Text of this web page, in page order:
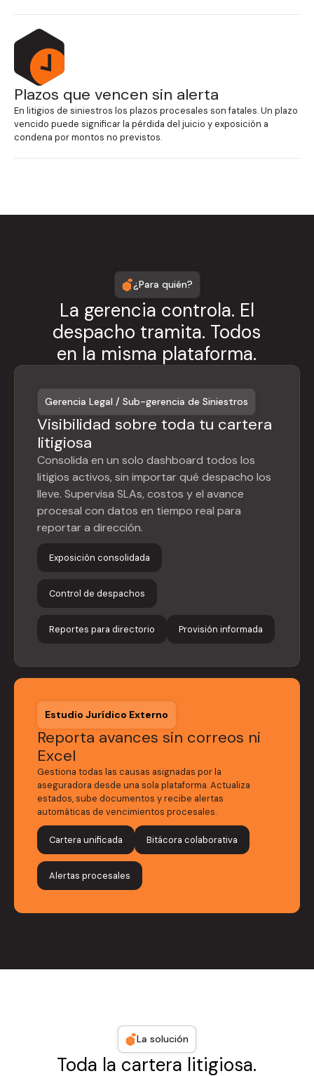
Plazos que vencen sin alerta
En litigios de siniestros los plazos procesales son fatales. Un plazo
vencido puede significar la pérdida del juicio y exposición a
condena por montos no previstos.
¿Para quién?
La gerencia controla. El
despacho tramita. Todos
en la misma plataforma.
Gerencia Legal / Sub-gerencia de Siniestros
Visibilidad sobre toda tu cartera
litigiosa
Consolida en un solo dashboard todos los
litigios activos, sin importar qué despacho los
lleve. Supervisa SLAs, costos y el avance
procesal con datos en tiempo real para
reportar a dirección.
Exposición consolidada
Control de despachos
Reportes para directorio Provisión informada
Estudio Jurídico Externo
Reporta avances sin correos ni
Excel
Gestiona todas las causas asignadas por la
aseguradora desde una sola plataforma. Actualiza
estados, sube documentos y recibe alertas
automáticas de vencimientos procesales.
Cartera unificada Bitácora colaborativa
Alertas procesales
La solución
Toda la cartera litigiosa.